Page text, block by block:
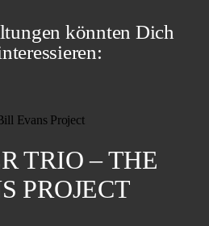
könnten Dich
TRIO – THE
PROJECT